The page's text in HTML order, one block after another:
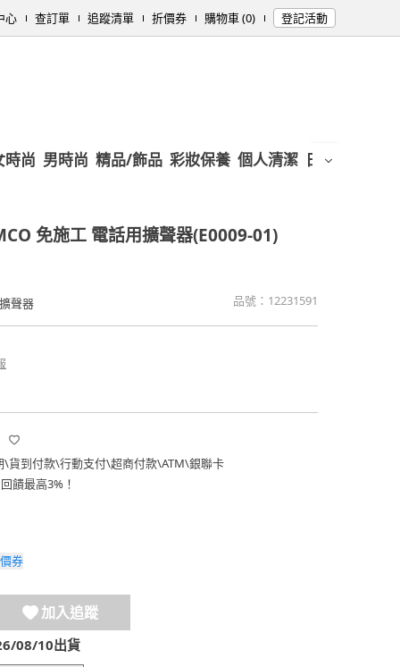
心 查訂單 追蹤清單 折價券 購物車 (0) 登記活動
時尚 男時尚 精品/飾品 彩妝保養 個人清潔 日用/紙品
免施工 電話用擴聲器(E0009-01)
聲器 品號： 12231591
\貨到付款\行動支付\超商付款\ATM\銀聯卡
饋最高3%！
券
加入追蹤
08/10出貨